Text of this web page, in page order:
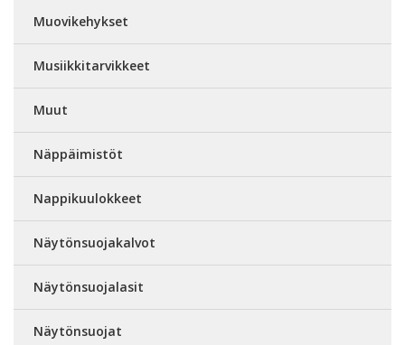
Muovikehykset
Musiikkitarvikkeet
Muut
Näppäimistöt
Nappikuulokkeet
Näytönsuojakalvot
Näytönsuojalasit
Näytönsuojat